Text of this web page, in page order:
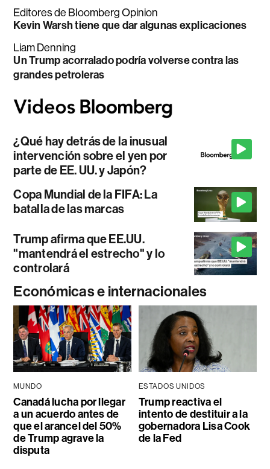
Editores de Bloomberg Opinion
Kevin Warsh tiene que dar algunas explicaciones
Liam Denning
Un Trump acorralado podría volverse contra las
grandes petroleras
¿Qué hay detrás de la inusual
intervención sobre el yen por
parte de EE. UU. y Japón?
Copa Mundial de la FIFA: La
batalla de las marcas
Trump afirma que EE.UU.
"mantendrá el estrecho" y lo
controlará
Económicas e internacionales
MUNDO
Canadá lucha por llegar
a un acuerdo antes de
que el arancel del 50%
de Trump agrave la
disputa
ESTADOS UNIDOS
Trump reactiva el
intento de destituir a la
gobernadora Lisa Cook
de la Fed